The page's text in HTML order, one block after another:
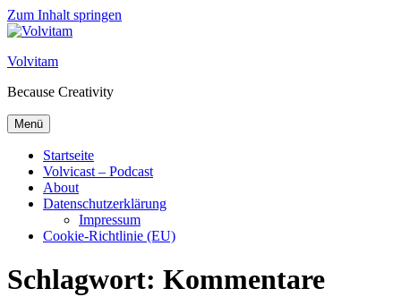
Zum Inhalt springen
Volvitam
Because Creativity
Menü
Startseite
Volvicast – Podcast
About
Datenschutzerklärung
Impressum
Cookie-Richtlinie (EU)
Schlagwort: Kommentare